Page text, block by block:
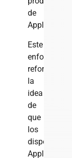
de
Apple.
Este
enfoque
reforzaba
la
idea
de
que
los
dispositivos
Apple